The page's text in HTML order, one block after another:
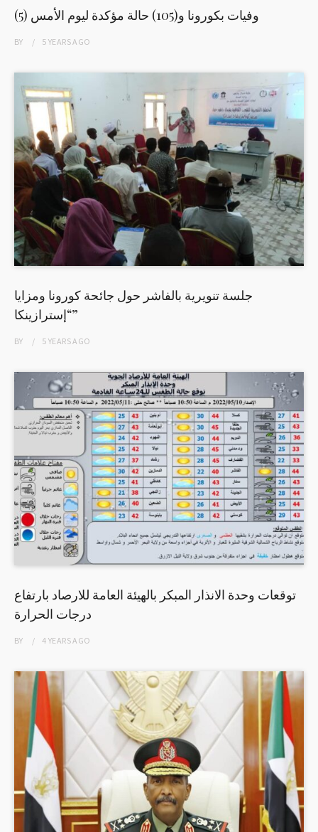
(5) وفيات بكورونا و(105) حالة مؤكدة ليوم الأمس
BY 5 YEARSAGO
جلسة تنويرية بالفاشر حول جائحة كورونا ومزايا
“إسترازينكا”
BY 5 YEARSAGO
توقعات وحدة الانذار المبكر بالهيئة العامة للارصاد بارتفاع
درجات الحرارة
BY 4 YEARSAGO